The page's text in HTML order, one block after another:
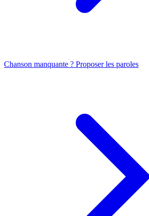
Chanson manquante ? Proposer les paroles